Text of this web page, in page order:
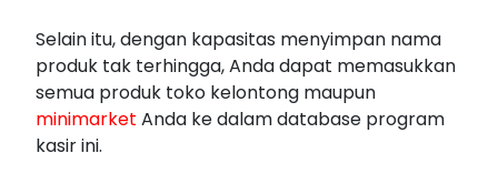
Selain itu, dengan kapasitas menyimpan nama
produk tak terhingga, Anda dapat memasukkan
semua produk toko kelontong maupun
minimarket Anda ke dalam database program
kasir ini.